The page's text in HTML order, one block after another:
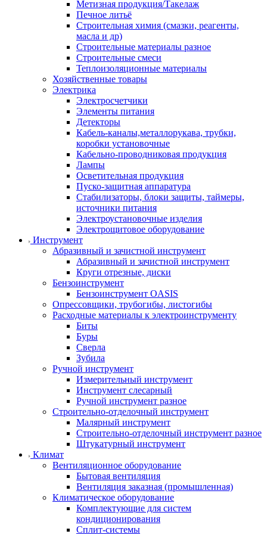
Метизная продукция/Такелаж
Печное литьё
Строительная химия (смазки, реагенты,
масла и др)
Строительные материалы разное
Строительные смеси
Теплоизоляционные материалы
Хозяйственные товары
Электрика
Электросчетчики
Элементы питания
Детекторы
Кабель-каналы,металлорукава, трубки,
коробки установочные
Кабельно-проводниковая продукция
Лампы
Осветительная продукция
Пуско-защитная аппаратура
Стабилизаторы, блоки защиты, таймеры,
источники питания
Электроустановочные изделия
Электрощитовое оборудование
Инструмент
Абразивный и зачистной инструмент
Абразивный и зачистной инструмент
Круги отрезные, диски
Бензоинструмент
Бензоинструмент OASIS
Опрессовщики, трубогибы, листогибы
Расходные материалы к электроинструменту
Биты
Буры
Сверла
Зубила
Ручной инструмент
Измерительный инструмент
Инструмент слесарный
Ручной инструмент разное
Строительно-отделочный инструмент
Малярный инструмент
Строительно-отделочный инструмент разное
Штукатурный инструмент
Климат
Вентиляционное оборудование
Бытовая вентиляция
Вентиляция заказная (промышленная)
Климатическое оборудование
Комплектующие для систем
кондиционирования
Сплит-системы